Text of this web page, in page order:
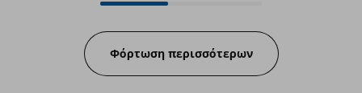
Progress:
Φόρτωση περισσότερων